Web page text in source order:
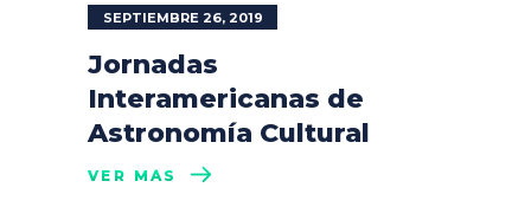
SEPTIEMBRE 26, 2019
Jornadas
Interamericanas de
Astronomía Cultural
VER MÁS